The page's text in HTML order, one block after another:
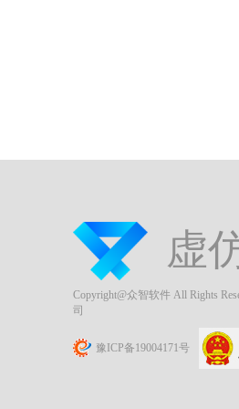
虚
Copyright@众智软件 All Rights
司
豫ICP备19004171号